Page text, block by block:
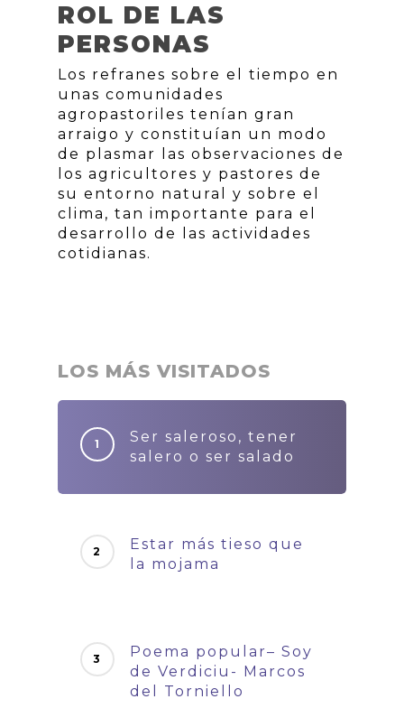
ROL DE LAS
PERSONAS
Los refranes sobre el tiempo en
unas comunidades
agropastoriles tenían gran
arraigo y constituían un modo
de plasmar las observaciones de
los agricultores y pastores de
su entorno natural y sobre el
clima, tan importante para el
desarrollo de las actividades
cotidianas.
LOS MÁS VISITADOS
Ser saleroso, tener
salero o ser salado
Estar más tieso que
la mojama
Poema popular– Soy
de Verdiciu- Marcos
del Torniello